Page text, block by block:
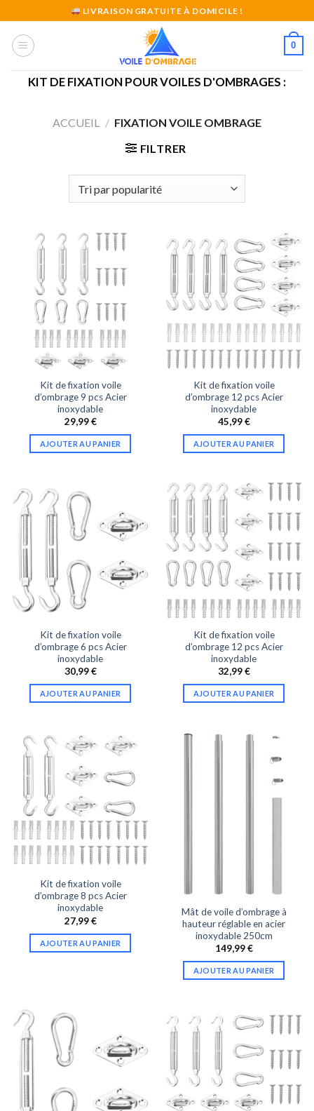
to
content
LIVRAISON GRATUITE À DOMICILE !
0
KIT DE FIXATION POUR VOILES D'OMBRAGES :
ACCUEIL / FIXATION VOILE OMBRAGE
FILTRER
Kit de fixation voile
d’ombrage 9 pcs Acier
inoxydable
29,99€
AJOUTER AU PANIER
Kit de fixation voile
d’ombrage 12 pcs Acier
inoxydable
45,99€
AJOUTER AU PANIER
Kit de fixation voile
d’ombrage 6 pcs Acier
inoxydable
30,99€
AJOUTER AU PANIER
Kit de fixation voile
d’ombrage 12 pcs Acier
inoxydable
32,99€
AJOUTER AU PANIER
Kit de fixation voile
d’ombrage 8 pcs Acier
inoxydable
27,99€
AJOUTER AU PANIER
Mât de voile d’ombrage à
hauteur réglable en acier
inoxydable 250cm
149,99€
AJOUTER AU PANIER